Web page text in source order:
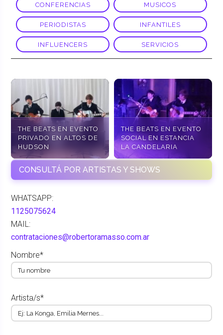
CONFERENCIAS MUSICOS
PERIODISTAS INFANTILES
INFLUENCERS SERVICIOS
THE BEATS EN EVENTO
PRIVADO EN ALTOS DE
HUDSON
THE BEATS EN EVENTO
SOCIAL EN ESTANCIA
LA CANDELARIA
CONSULTÁ POR ARTISTAS Y SHOWS
WHATSAPP:
1125075624
MAIL:
contrataciones@robertoramasso.com.ar
Nombre*
Artista/s*